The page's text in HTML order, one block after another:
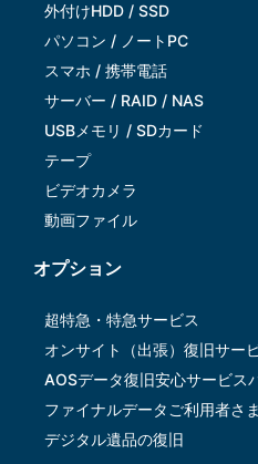
外付けHDD / SSD
パソコン / ノートPC
スマホ / 携帯電話
サーバー / RAID / NAS
USBメモリ / SDカード
テープ
ビデオカメラ
動画ファイル
オプション
超特急・特急サービス
オンサイト（出張）復旧サー
AOSデータ復旧安⼼サービス
ファイナルデータご利⽤者さ
デジタル遺品の復旧